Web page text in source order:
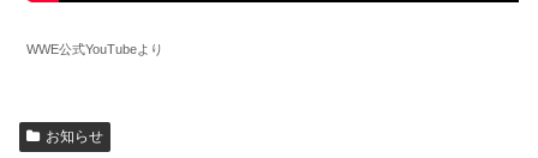
WWE公式YouTubeより
お知らせ